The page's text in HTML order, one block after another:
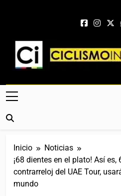
Ciclismo
Web Dedicada Al Ciclismo
Crónicas, Previas Y Más. La
Inicio
Noticias
¡68 dientes en el plato! Así es,
contrarreloj del UAE Tour,
mundo